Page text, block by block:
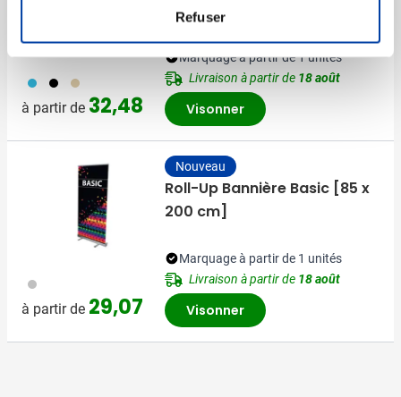
Refuser
033 001 357
à partir de 32,48
Marquage à partir de 1 unités
Livraison à partir de 18 août
Visonner
032
à partir de 29,07
Nouveau
Roll-Up Bannière Basic [85 x
200 cm]
Marquage à partir de 1 unités
Livraison à partir de 18 août
Visonner